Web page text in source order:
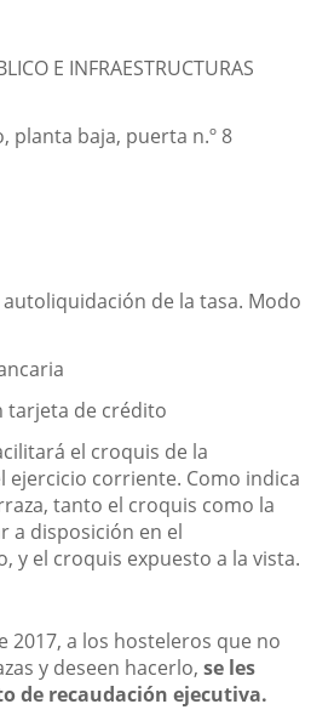
E INFRAESTRUCTURAS
planta baja, puerta n.º 8
de la tasa. Modo
tarjeta de crédito
el croquis de la
ejercicio corriente. Como indica
tanto el croquis como la
a disposición en el
y el croquis expuesto a la vista.
2017, a los hosteleros que no
y deseen hacerlo, se les
de recaudación ejecutiva.